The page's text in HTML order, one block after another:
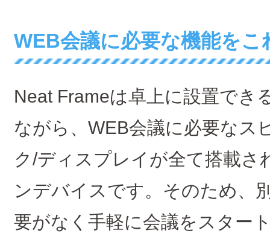
WEB会議に必要な機能をこ
Neat Frameは卓上に設置でき
ながら、WEB会議に必要なス
ク/ディスプレイが全て搭載さ
ンデバイスです。そのため、
要がなく手軽に会議をスター